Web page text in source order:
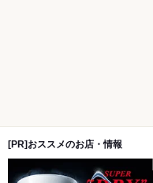
[PR]おススメのお店・情報